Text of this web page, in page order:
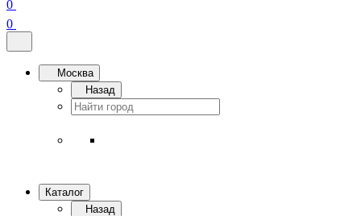
0
0
Москва
Назад
Каталог
Назад